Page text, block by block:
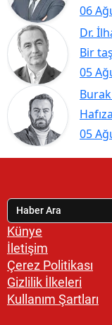
06
Dr.
05
Bir
Burak
05
Künye
İletişim
Çerez Politikası
Gizlilik İlkeleri
Kullanım Şartları